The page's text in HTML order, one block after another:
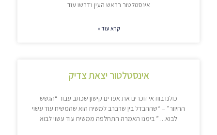
אינסטלטור בראש העין נדרשו עוד
קרא עוד »
אינסטלטור יצאת צדיק
כולנו בוודאי זוכרים את אפרים קישון שכתב עבור “הגשש
החיוור” – “שההבדל בין שרברב למשיח הוא שהמשיח עוד עשוי
לבוא…” בימנו האמרה התחלפה ממשיח עוד עשוי לבוא